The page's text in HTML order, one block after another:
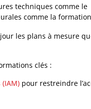
techniques comme le
comme la
les plans à mesure
clés :
pour restreindre